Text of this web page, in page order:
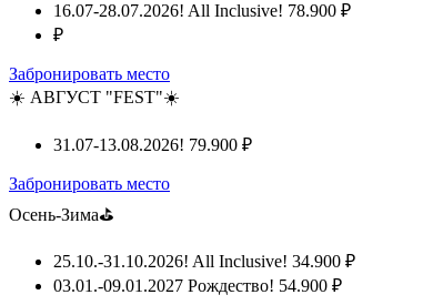
16.07-28.07.2026! All Inclusive! 78.900 ₽
₽
Забронировать место
☀️ АВГУСТ "FEST"☀️
31.07-13.08.2026! 79.900 ₽
Забронировать место
Осень-Зима⛳
25.10.-31.10.2026! All Inclusive! 34.900 ₽
03.01.-09.01.2027 Рождество! 54.900 ₽